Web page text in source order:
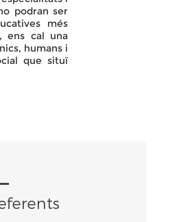
podran ser
més
ens cal una
humans i
que situï